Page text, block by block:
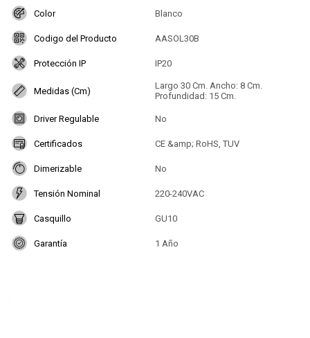
Color Blanco
Codigo del Producto AASOL30B
Protección IP IP20
Medidas (Cm)
Largo 30 Cm. Ancho: 8 Cm.
Profundidad: 15 Cm.
Driver Regulable No
Certificados CE &amp; RoHS, TUV
Dimerizable No
Tensión Nominal 220-240VAC
Casquillo GU10
Garantía 1 Año